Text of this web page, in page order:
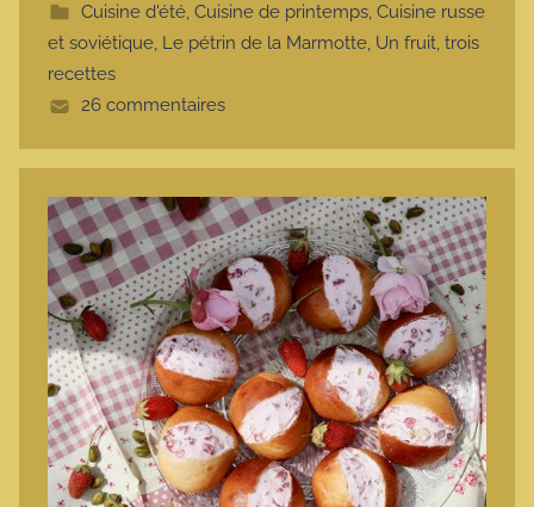
t
e
Cuisine d'été, Cuisine de printemps, Cuisine russe
et soviétique, Le pétrin de la Marmotte, Un fruit, trois
recettes
26 commentaires